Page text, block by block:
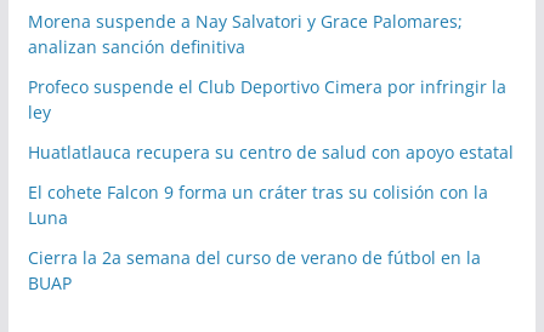
Morena suspende a Nay Salvatori y Grace Palomares;
analizan sanción definitiva
Profeco suspende el Club Deportivo Cimera por infringir la
ley
Huatlatlauca recupera su centro de salud con apoyo estatal
El cohete Falcon 9 forma un cráter tras su colisión con la
Luna
Cierra la 2a semana del curso de verano de fútbol en la
BUAP